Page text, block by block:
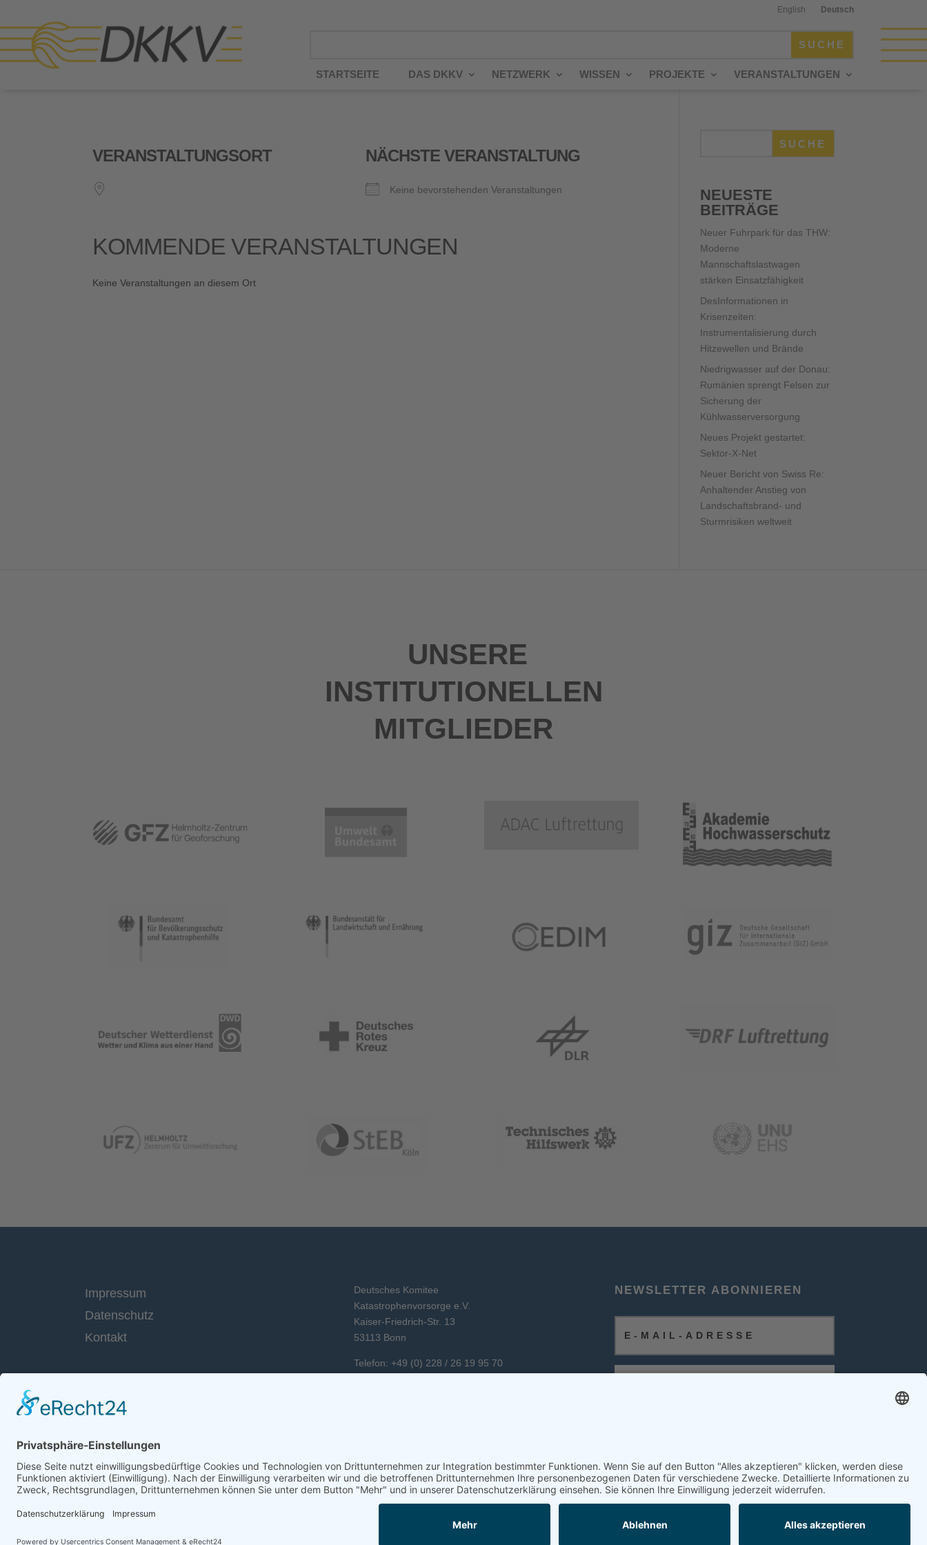
English Deutsch
STARTSEITE DAS DKKV NETZWERK WISSEN PROJEKTE VERANSTALTUNGEN
VERANSTALTUNGSORT NÄCHSTE VERANSTALTUNG
Keine bevorstehenden Veranstaltungen
KOMMENDE VERANSTALTUNGEN
Keine Veranstaltungen an diesem Ort
SUCHE
NEUESTE
BEITRÄGE
Neuer Fuhrpark für das THW:
Moderne
Mannschaftslastwagen
stärken Einsatzfähigkeit
DesInformationen in
Krisenzeiten:
Instrumentalisierung durch
Hitzewellen und Brände
Niedrigwasser auf der Donau:
Rumänien sprengt Felsen zur
Sicherung der
Kühlwasserversorgung
Neues Projekt gestartet:
Sektor-X-Net
Neuer Bericht von Swiss Re:
Anhaltender Anstieg von
Landschaftsbrand- und
Sturmrisiken weltweit
UNSERE
INSTITUTIONELLEN
MITGLIEDER
Impressum
Datenschutz
Kontakt
Deutsches Komitee
Katastrophenvorsorge e.V.
Kaiser-Friedrich-Str. 13
53113 Bonn
Telefon: +49 (0) 228 / 26 19 95 70
NEWSLETTER ABONNIEREN